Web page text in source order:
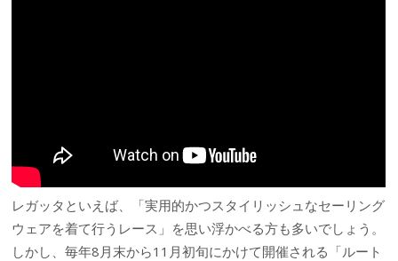
レガッタといえば、「実用的かつスタイリッシュなセーリング
ウェアを着て行うレース」を思い浮かべる方も多いでしょう。
しかし、毎年8月末から11月初旬にかけて開催される「ルート